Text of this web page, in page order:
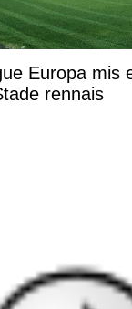
Europa mis
rennais